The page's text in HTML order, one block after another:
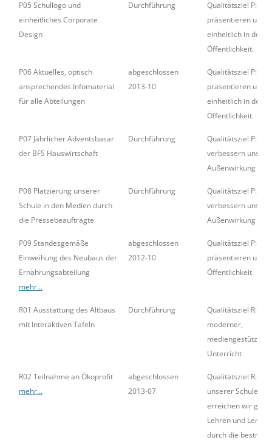
P05 Schullogo und
einheitliches Corporate
Design
Durchführung
Qualitätsziel P: Wir
präsentieren uns
einheitlich in der
Öffentlichkeit.
P06 Aktuelles, optisch
ansprechendes Infomaterial
für alle Abteilungen
abgeschlossen
2013-10
Qualitätsziel P: Wir
präsentieren uns
einheitlich in der
Öffentlichkeit.
P07 Jährlicher Adventsbasar
der BFS Hauswirtschaft
Durchführung
Qualitätsziel P: Wir
verbessern unsere
Außenwirkung
P08 Platzierung unserer
Schule in den Medien durch
die Pressebeauftragte
Durchführung
Qualitätsziel P: Wir
verbessern unsere
Außenwirkung
P09 Standesgemäße
Einweihung des Neubaus der
Ernährungsabteilung
mehr...
abgeschlossen
2012-10
Qualitätsziel P: Wir
präsentieren uns
Öffentlichkeit
R01 Ausstattung des Altbaus
mit Interaktiven Tafeln
Durchführung
Qualitätsziel R:
moderner,
mediengestützter
Unterricht
R02 Teilnahme an Ökoprofit
mehr...
abgeschlossen
2013-07
Qualitätsziel R: In
unserer Schule
erreichen wir gutes
Lehren und Lernen
durch die